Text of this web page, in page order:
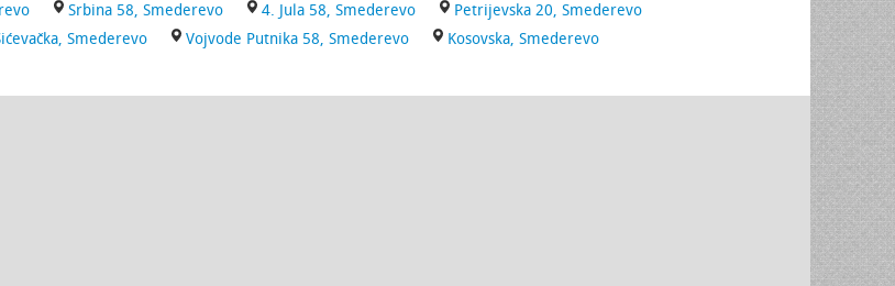
Srbina 58, Smederevo 4. Jula 58, Smederevo
Petrijevska 20, Smederevo
Smederevo Vojvode Putnika 58, Smederevo Kosovska, Smederevo